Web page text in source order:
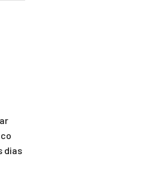
dias